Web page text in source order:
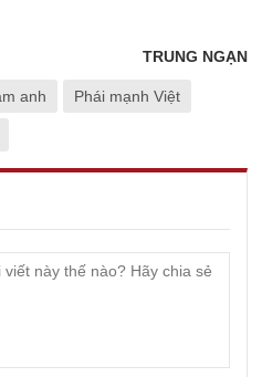
TRUNG NGẠN
anh Phái mạnh Việt